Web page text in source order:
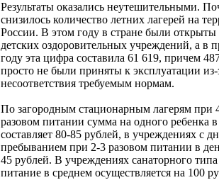
Результаты оказались неутешительными.
снизилось количество летних лагерей на
России. В этом году в стране были открыты
детских оздоровительных учреждений, а в
году эта цифра составила 61 619, причем
просто не были приняты к эксплуатации из-
несоответствия требуемым нормам.
По загородным стационарным лагерям при
разовом питании сумма на одного ребенка
составляет 80-85 рублей, в учреждениях с
пребыванием при 2-3 разовом питании в
45 рублей. В учреждениях санаторного типа
питание в среднем осуществляется на 100